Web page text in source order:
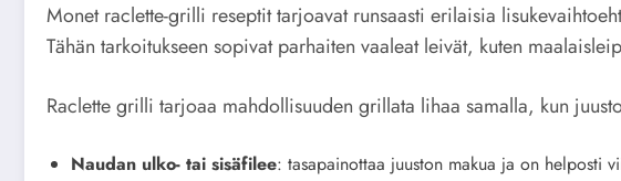
Monet raclette-grilli reseptit tarjoavat runsaasti erilaisia
Tähän tarkoitukseen sopivat parhaiten vaaleat leivät, kuten
Raclette grilli tarjoaa mahdollisuuden grillata lihaa samalla, kun
Naudan ulko- tai sisäfilee: tasapainottaa juuston makua ja on helposti